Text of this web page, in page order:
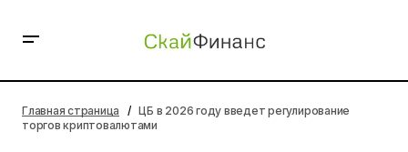
криптовалютами
Главная страница
ЦБ в 2026 году введет регулирование
торгов криптовалютами